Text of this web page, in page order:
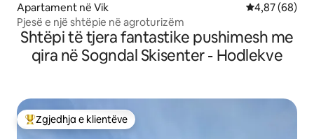
Apartament në Vik Vlerësimi
4,87 (68)
Pjesë e një shtëpie në agroturizëm
Shtëpi të tjera fantastike pushimesh me
qira në Sogndal Skisenter - Hodlekve
Më të mirat e zgjedhjeve të klientëve
Zgjedhja e klientëve